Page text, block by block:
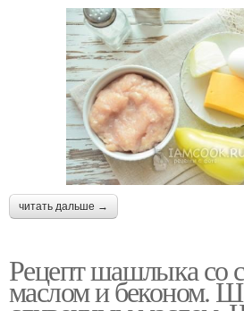
читать дальше →
Рецепт шашлыка со
маслом и беконом.